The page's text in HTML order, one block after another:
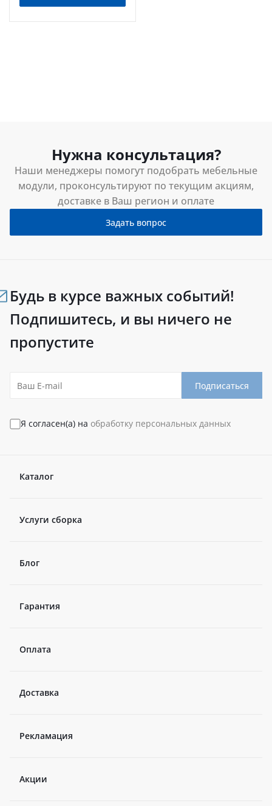
Нужна консультация?
Наши менеджеры помогут подобрать мебельные
модули, проконсультируют по текущим акциям,
доставке в Ваш регион и оплате
Задать вопрос
Будь в курсе важных событий!
Подпишитесь, и вы ничего не
пропустите
Подписаться
Я согласен(а) на обработку персональных данных
Каталог
Услуги сборка
Блог
Гарантия
Оплата
Доставка
Рекламация
Акции